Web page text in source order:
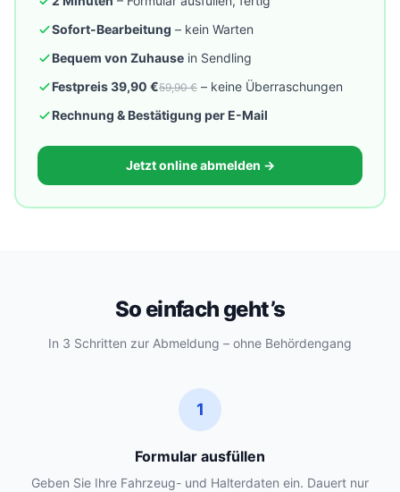
Sofort-Bearbeitung – kein Warten
Bequem von Zuhause in Sendling
Festpreis 39,90 €59,90 € – keine Überraschungen
Rechnung & Bestätigung per E-Mail
Jetzt online abmelden →
So einfach geht’s
In 3 Schritten zur Abmeldung – ohne Behördengang
1
Formular ausfüllen
Geben Sie Ihre Fahrzeug- und Halterdaten ein. Dauert nur